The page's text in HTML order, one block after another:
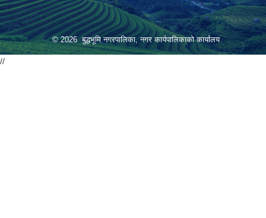
© 2026 बुद्धभूमि नगरपालिका, नगर कार्यपालिकाको कार्यालय
//